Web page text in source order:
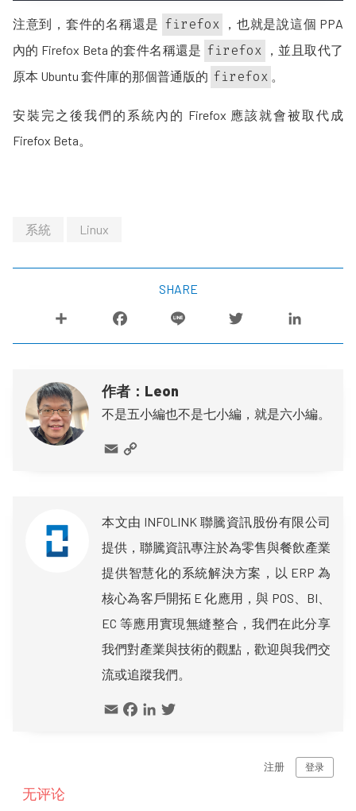
注意到，套件的名稱還是 firefox
，也就是說這個 PPA
內的 Firefox Beta 的套件名稱還是 firefox
，並且取代了
原本 Ubuntu 套件庫的那個普通版的 firefox 。
安裝完之後我們的系統內的 Firefox 應該就會被取代成
Firefox Beta。
系統 Linux
SHARE
作者：Leon
不是五小編也不是七小編，就是六小編。
本文由 INFOLINK 聯騰資訊股份有限公司
提供，聯騰資訊專注於為零售與餐飲產業
提供智慧化的系統解決方案，以 ERP 為
核心為客戶開拓 E 化應用，與 POS、BI、
EC 等應用實現無縫整合，我們在此分享
我們對產業與技術的觀點，歡迎與我們交
流或追蹤我們。